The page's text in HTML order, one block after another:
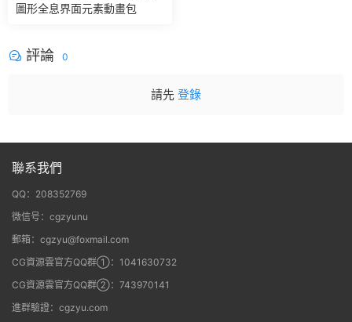
圖形全息界面元素動畫包
評論 0
請先 登錄
聯系我們
QQ：208352769
微信号：cgzyunu
郵箱：cgzyu@foxmail.com
CG資源雲官方QQ群①：1041630732
CG資源雲官方QQ群②：743970141
進群驗證：cgzyu.com